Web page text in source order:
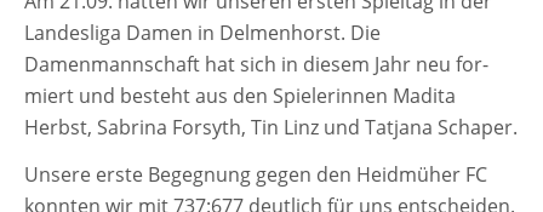
HAMELN
DAMEN
Landesliga Damen in Delmenhorst. Die
Damenmannschaft hat sich in die­sem Jahr neu for­
miert und besteht aus den Spielerinnen Madita
Herbst, Sabrina Forsyth, Tin Linz und Tatjana Schaper.
Unsere ers­te Begegnung gegen den Heidmüher FC
konn­ten wir mit 737:677 deut­lich für uns entscheiden.